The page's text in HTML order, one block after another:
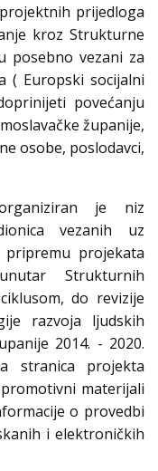
prijedloga
kroz Strukturne
posebno vezani za
( Europski socijalni
povećanju
županije,
osobe, poslodavci,
je niz
vezanih uz
projekata
Strukturnih
do revizije
razvoja ljudskih
2014. - 2020.
stranica projekta
materijali
o provedbi
i elektroničkih